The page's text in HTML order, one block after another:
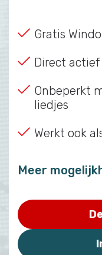
Gratis
Direct
Onbeperkt
liedjes
Werkt ook
Meer